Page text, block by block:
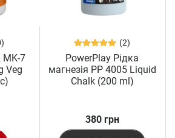
MK-7
Veg
(2)
PowerPlay Рідка
магнезія PP 4005 Liquid
Chalk (200 ml)
380 грн